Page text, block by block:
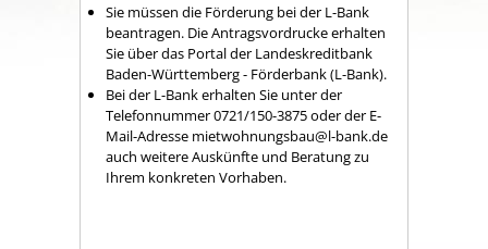
Sie müssen die Förderung bei der L-Bank
beantragen. Die Antragsvordrucke erhalten
Sie über das Portal der Landeskreditbank
Baden-Württemberg - Förderbank (L-Bank).
Bei der L-Bank erhalten Sie unter der
Telefonnummer 0721/150-3875 oder der E-
Mail-Adresse mietwohnungsbau@l-bank.de
auch weitere Auskünfte und Beratung zu
Ihrem konkreten Vorhaben.